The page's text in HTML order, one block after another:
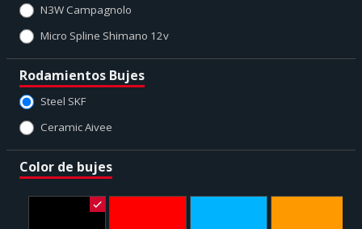
N3W Campagnolo
Micro Spline Shimano 12v
Rodamientos Bujes
Steel SKF
Ceramic Aivee
Color de bujes